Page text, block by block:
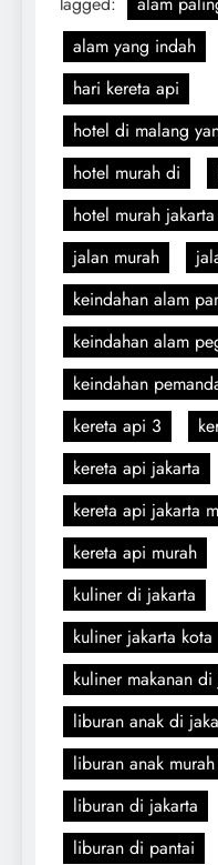
alam yang indah
hari kereta api
hotel di malang
hotel murah di
hotel murah jakarta
jalan murah
keindahan alam
keindahan alam
keindahan
kereta api 3
kereta api jakarta
kereta api jakarta
kereta api murah
kuliner di jakarta
kuliner jakarta kota
kuliner makanan di
liburan anak di
liburan anak murah
liburan di jakarta
liburan di pantai